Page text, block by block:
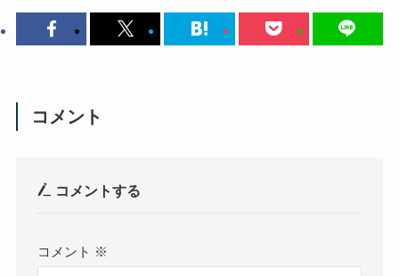
コメント
コメントする
コメント ※